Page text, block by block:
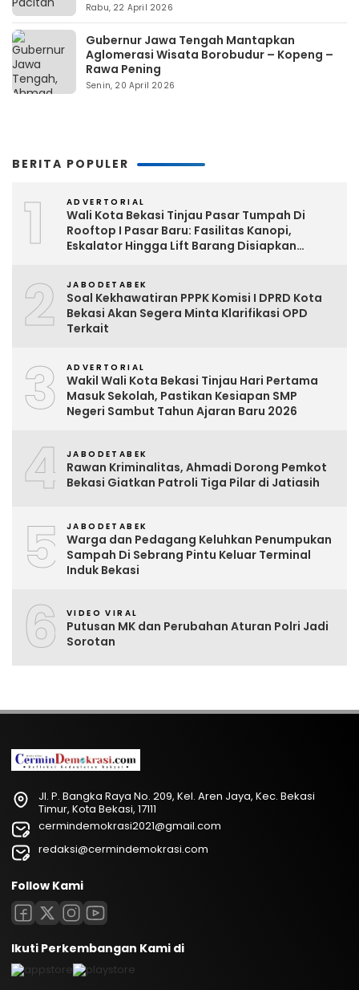
Rabu, 22 April 2026
Gubernur Jawa Tengah Mantapkan
Aglomerasi Wisata Borobudur – Kopeng –
Rawa Pening
Senin, 20 April 2026
BERITA POPULER
1 ADVERTORIAL
Wali Kota Bekasi Tinjau Pasar Tumpah Di
Rooftop I Pasar Baru: Fasilitas Kanopi,
Eskalator Hingga Lift Barang Disiapkan
2 JABODETABEK
Soal Kekhawatiran PPPK Komisi I DPRD Kota
Bekasi Akan Segera Minta Klarifikasi OPD
Terkait
3 ADVERTORIAL
Wakil Wali Kota Bekasi Tinjau Hari Pertama
Masuk Sekolah, Pastikan Kesiapan SMP
Negeri Sambut Tahun Ajaran Baru 2026
4 JABODETABEK
Rawan Kriminalitas, Ahmadi Dorong Pemkot
Bekasi Giatkan Patroli Tiga Pilar di Jatiasih
5 JABODETABEK
Warga dan Pedagang Keluhkan Penumpukan
Sampah Di Sebrang Pintu Keluar Terminal
Induk Bekasi
6 VIDEO VIRAL
Putusan MK dan Perubahan Aturan Polri Jadi
Sorotan
Jl. P. Bangka Raya No. 209, Kel. Aren Jaya, Kec. Bekasi
Timur, Kota Bekasi, 17111
cermindemokrasi2021@gmail.com
redaksi@cermindemokrasi.com
Follow Kami
Ikuti Perkembangan Kami di